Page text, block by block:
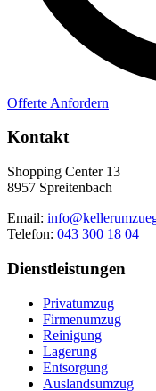
Offerte Anfordern
Kontakt
Shopping Center 13
8957 Spreitenbach
Email:
Telefon: 043 300 18 04
Dienstleistungen
Privatumzug
Firmenumzug
Reinigung
Lagerung
Entsorgung
Auslandsumzug